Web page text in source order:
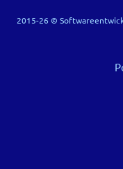
2015-26 ©